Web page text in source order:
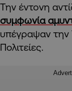
Την έντονη
συμφωνία
υπέγραψαν την
Πολιτείες.